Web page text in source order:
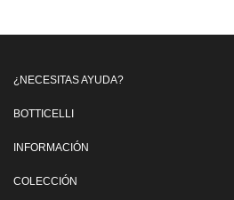
¿NECESITAS AYUDA?
BOTTICELLI
INFORMACIÓN
COLECCIÓN